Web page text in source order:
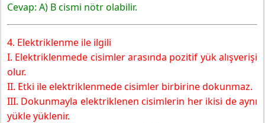
Cevap: A) B cismi nötr olabilir.
4. Elektriklenme ile ilgili
I. Elektriklenmede cisimler arasında pozitif yük alışverişi
olur.
II. Etki ile elektriklenmede cisimler birbirine dokunmaz.
III. Dokunmayla elektriklenen cisimlerin her ikisi de aynı
yükle yüklenir.